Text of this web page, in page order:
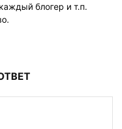
блогер и т.п.